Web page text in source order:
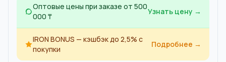
Оптовые цены при заказе от 500
000 ₸
Узнать цену →
IRON BONUS — кэшбэк до 2,5% с
покупки
Подробнее →